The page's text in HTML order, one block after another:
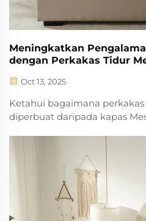
Meningkatkan
dengan Perkakas Tidur
Oct 13, 2025
Ketahui bagaimana
diperbuat daripada kapas
badan & menawarkan nilai
Tingkatkan rehat anda hari ini.